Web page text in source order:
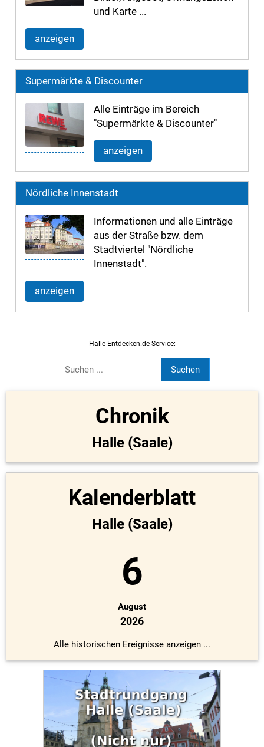
und Karte ...
anzeigen
Supermärkte & Discounter
Alle Einträge im Bereich
"Supermärkte & Discounter"
anzeigen
Nördliche Innenstadt
Informationen und alle Einträge
aus der Straße bzw. dem
Stadtviertel "Nördliche
Innenstadt".
anzeigen
Halle-Entdecken.de Service:
Chronik
Halle (Saale)
Kalenderblatt
Halle (Saale)
6
August
2026
Alle historischen Ereignisse anzeigen ...